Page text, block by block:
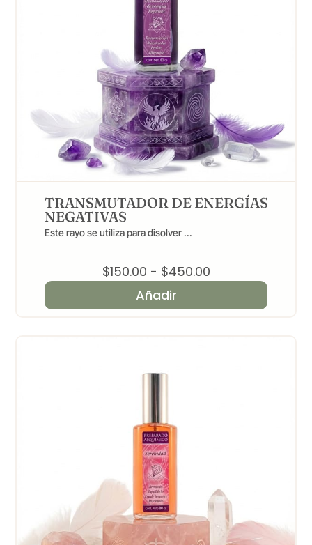
TRANSMUTADOR DE ENERGÍAS
NEGATIVAS
Este rayo se utiliza para disolver ...
$150.00 - $450.00Rango
precios:
Añadir